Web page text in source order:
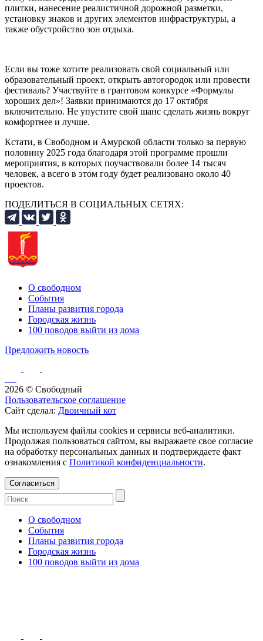
плитки, нанесение реалистичной дорожной разметки,
установку знаков и других элементов инфраструктуры, а
также обустройство зон отдыха.
Если вы тоже хотите реализовать свой социальный или
образовательный проект, открыть автогородок или провести
фестиваль? Участвуйте в грантовом конкурсе «Формулы
хороших дел»! Заявки принимаются до 17 октября
включительно. Не упустите свой шанс сделать жизнь вокруг
комфортнее и лучше.
Кстати, в Свободном и Амурской области только за первую
половину 2025 года благодаря этой программе прошли
мероприятия, в которых поучаствовали более 14 тысяч
человек, а всего в этом году будет реализовано около 40
проектов.
ПОДЕЛИТЬСЯ В СОЦИАЛЬНЫХ СЕТЯХ:
О свободном
События
Планы развития города
Городская жизнь
100 поводов выйти из дома
Предложить новость
2026 © Свободный
Пользовательское соглашение
Сайт сделал: Двоичный кот
Мы используем файлы cookies и сервисы веб-аналитики.
Продолжая пользоваться сайтом, вы выражаете свое согласие
на обработку персональных данных и подтверждаете факт
ознакомления с Политикой конфиденциальности.
Согласиться
О свободном
События
Планы развития города
Городская жизнь
100 поводов выйти из дома